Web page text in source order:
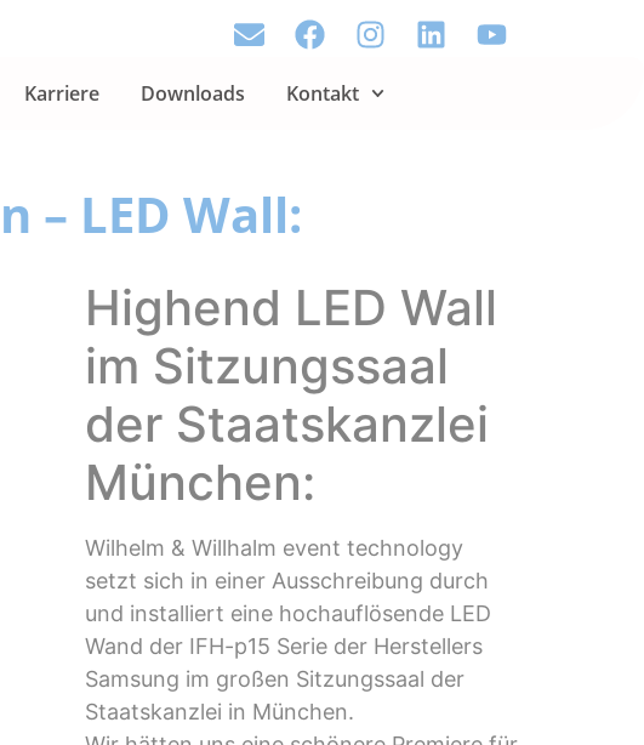
Karriere Downloads Kontakt
– LED Wall:
Highend LED Wall
im Sitzungssaal
der Staatskanzlei
München:
Wilhelm & Willhalm event technology
setzt sich in einer Ausschreibung durch
und installiert eine hochauflösende LED
Wand der IFH-p15 Serie der Herstellers
Samsung im großen Sitzungssaal der
Staatskanzlei in München.